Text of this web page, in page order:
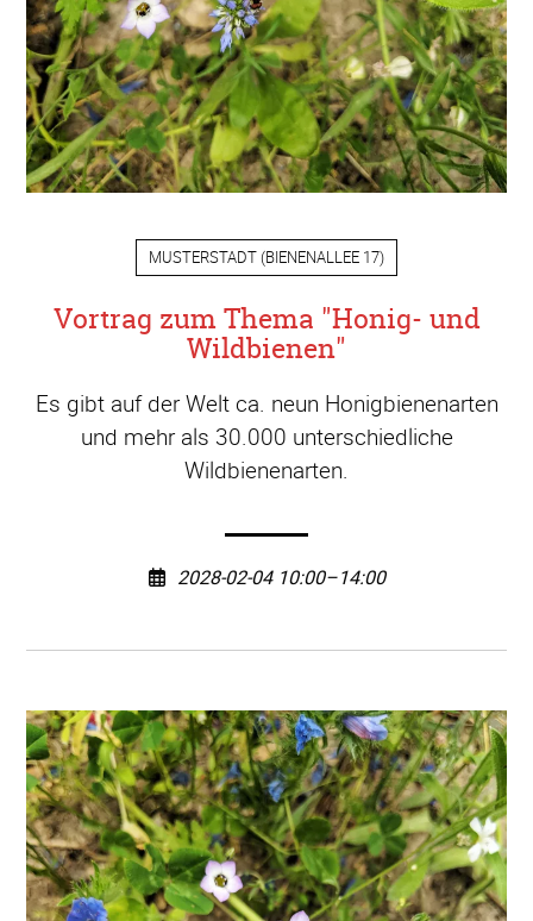
MUSTERSTADT (BIENENALLEE 17)
Vortrag zum Thema "Honig- und
Wildbienen"
Es gibt auf der Welt ca. neun Honigbienenarten
und mehr als 30.000 unterschiedliche
Wildbienenarten.
2028-02-04 10:00–14:00